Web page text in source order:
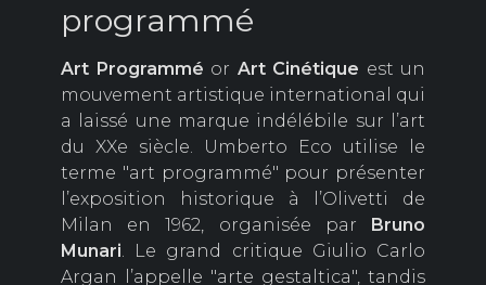
programmé
Art Programmé or Art Cinétique est un
mouvement artistique international qui
a laissé une marque indélébile sur l’art
du XXe siècle. Umberto Eco utilise le
terme "art programmé" pour présenter
l’exposition historique à l’Olivetti de
Milan en 1962, organisée par
Bruno
Munari. Le grand critique Giulio Carlo
Argan l’appelle "arte gestaltica", tandis